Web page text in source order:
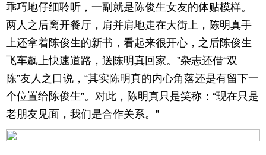
乖巧地仔细聆听，一副就是陈俊生女友的体贴模样。
两人之后离开餐厅，肩并肩地走在大街上，陈明真手
上还拿着陈俊生的新书，看起来很开心，之后陈俊生
飞车飙上快速道路，送陈明真回家。”杂志还借“双
陈”友人之口说，“其实陈明真的内心角落还是有留下一
个位置给陈俊生”。对此，陈明真只是笑称：“现在只是
老朋友见面，我们是合作关系。”